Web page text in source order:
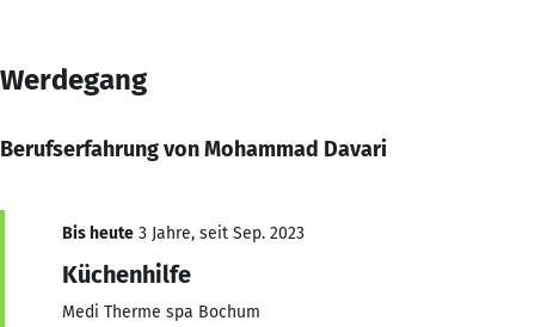
Werdegang
Berufserfahrung von Mohammad Davari
Bis heute 3 Jahre, seit Sep. 2023
Küchenhilfe
Medi Therme spa Bochum